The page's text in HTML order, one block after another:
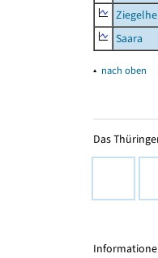
Saara
▴ nach oben
Das